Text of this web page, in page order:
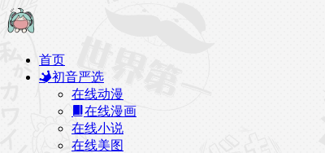
首页
初音严选
在线动漫
在线漫画
在线小说
在线美图